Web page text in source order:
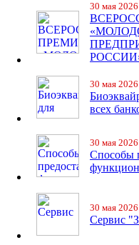
30 мая 2026
30 мая 2026
всех
30 мая 2026
Способы
30 мая 2026
Сервис